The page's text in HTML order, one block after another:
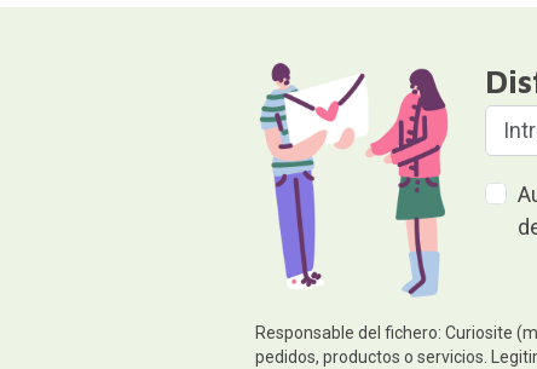
Responsable del fichero: Curiosite
pedidos, productos o servicios.